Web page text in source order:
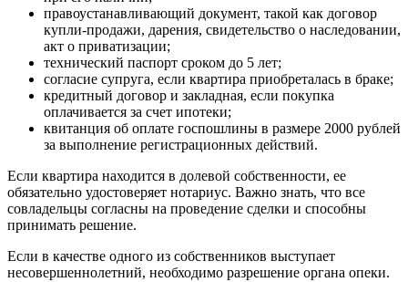
правоустанавливающий документ, такой как договор
купли-продажи, дарения, свидетельство о наследовании,
акт о приватизации;
технический паспорт сроком до 5 лет;
согласие супруга, если квартира приобреталась в браке;
кредитный договор и закладная, если покупка
оплачивается за счет ипотеки;
квитанция об оплате госпошлины в размере 2000 рублей
за выполнение регистрационных действий.
Если квартира находится в долевой собственности, ее
обязательно удостоверяет нотариус. Важно знать, что все
совладельцы согласны на проведение сделки и способны
принимать решение.
Если в качестве одного из собственников выступает
несовершеннолетний, необходимо разрешение органа опеки.